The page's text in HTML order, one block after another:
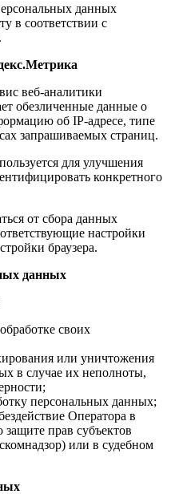
данных
в соответствии с
веб-аналитики
обезличенные данные о
об IP-адресе, типе
запрашиваемых страниц.
для улучшения
конкретного
от сбора данных
настройки
браузера.
данных
своих
или уничтожения
в случае их неполноты,
персональных данных;
Оператора в
прав субъектов
или в судебном